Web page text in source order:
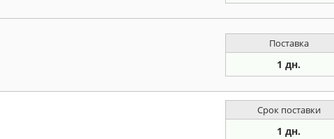
Поставка
1 дн.
Срок поставки
1 дн.